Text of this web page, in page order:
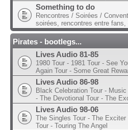
Something to do
Rencontres / Soirées /
soirées, rencontres entre
Pirates - bootlegs...
Lives Audio 81-85
1980 Tour - 1981 Tour - See
Again Tour - Some Great
Lives Audio 86-98
Black Celebration Tour -
- The Devotional Tour - The
Lives Audio 98-06
The Singles Tour - The
Tour - Touring The Angel